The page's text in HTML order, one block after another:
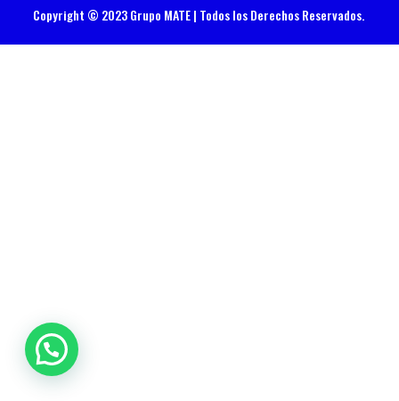
Copyright © 2023 Grupo MATE | Todos los Derechos Reservados.